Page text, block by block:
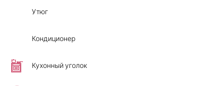
Утюг
Кондиционер
Кухонный уголок